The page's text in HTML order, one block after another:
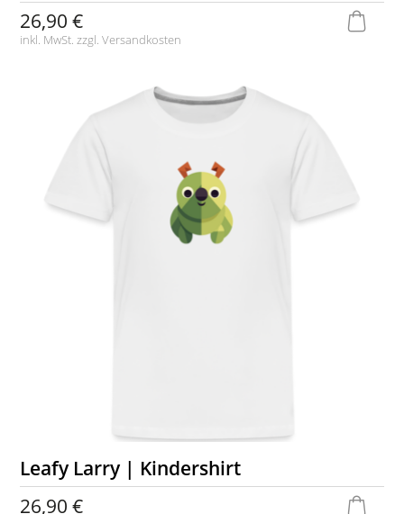
26,90 €
inkl. MwSt. zzgl.Versandkosten
Leafy Larry | Kindershirt
26,90 €